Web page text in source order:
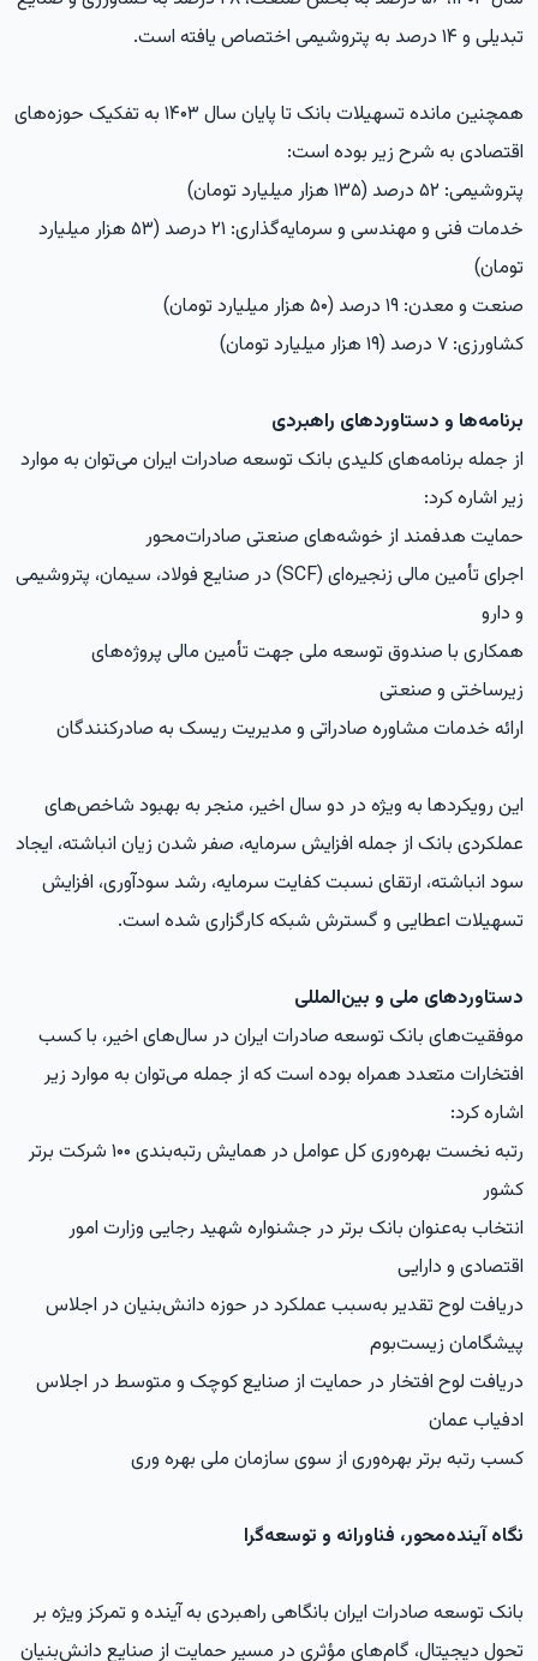
تبدیلی و ۱۴ درصد به پتروشیمی اختصاص یافته است.
همچنین مانده تسهیلات بانک تا پایان سال ۱۴۰۳ به تفکیک حوزه‌های
اقتصادی به شرح زیر بوده است:
پتروشیمی: ۵۲ درصد (۱۳۵ هزار میلیارد تومان)
خدمات فنی و مهندسی و سرمایه‌گذاری: ۲۱ درصد (۵۳ هزار میلیارد
تومان)
صنعت و معدن: ۱۹ درصد (۵۰ هزار میلیارد تومان)
کشاورزی: ۷ درصد (۱۹ هزار میلیارد تومان)
برنامه‌ها و دستاوردهای راهبردی
از جمله برنامه‌های کلیدی بانک توسعه صادرات ایران می‌توان به موارد
زیر اشاره کرد:
حمایت هدفمند از خوشه‌های صنعتی صادرات‌محور
اجرای تأمین مالی زنجیره‌ای (SCF) در صنایع فولاد، سیمان، پتروشیمی
و دارو
همکاری با صندوق توسعه ملی جهت تأمین مالی پروژه‌های
زیرساختی و صنعتی
ارائه خدمات مشاوره صادراتی و مدیریت ریسک به صادرکنندگان
این رویکردها به ویژه در دو سال اخیر، منجر به بهبود شاخص‌های
عملکردی بانک از جمله افزایش سرمایه، صفر شدن زیان انباشته، ایجاد
سود انباشته، ارتقای نسبت کفایت سرمایه، رشد سودآوری، افزایش
تسهیلات اعطایی و گسترش شبکه کارگزاری شده است.
دستاوردهای ملی و بین‌المللی
موفقیت‌های بانک توسعه صادرات ایران در سال‌های اخیر، با کسب
افتخارات متعدد همراه بوده است که از جمله می‌توان به موارد زیر
اشاره کرد:
رتبه نخست بهره‌وری کل عوامل در همایش رتبه‌بندی ۱۰۰ شرکت برتر
کشور
انتخاب به‌عنوان بانک برتر در جشنواره شهید رجایی وزارت امور
اقتصادی و دارایی
دریافت لوح تقدیر به‌سبب عملکرد در حوزه دانش‌بنیان در اجلاس
پیشگامان زیست‌بوم
دریافت لوح افتخار در حمایت از صنایع کوچک و متوسط در اجلاس
ادفیاب عمان
کسب رتبه برتر بهره‌وری از سوی سازمان ملی بهره وری
نگاه آینده‌محور، فناورانه و توسعه‌گرا
بانک توسعه صادرات ایران بانگاهی راهبردی به آینده و تمرکز ویژه بر
تحول دیجیتال، گام‌های مؤثری در مسیر حمایت از صنایع دانش‌بنیان